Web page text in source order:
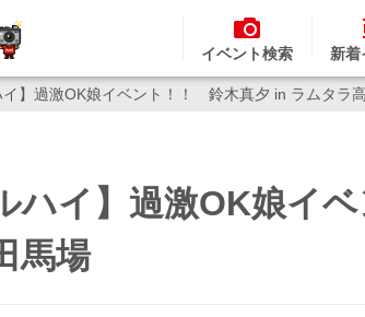
イベント検索 新着
イ】過激OK娘イベント！！ 鈴木真夕 in ラムタラ
ハイ】過激OK娘イ
馬場